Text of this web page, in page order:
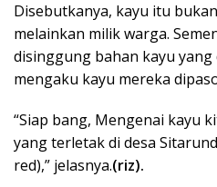
Disebutkanya, kayu itu
melainkan milik warga.
disinggung bahan kayu yang
mengaku kayu mereka
“Siap bang, Mengenai kayu
yang terletak di desa
red),” jelasnya.(riz).